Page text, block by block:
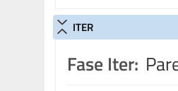
ITER
Fase Iter: